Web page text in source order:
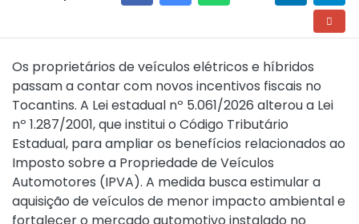
Os proprietários de veículos elétricos e híbridos
passam a contar com novos incentivos fiscais no
Tocantins. A Lei estadual nº 5.061/2026 alterou a Lei
nº 1.287/2001, que institui o Código Tributário
Estadual, para ampliar os benefícios relacionados ao
Imposto sobre a Propriedade de Veículos
Automotores (IPVA). A medida busca estimular a
aquisição de veículos de menor impacto ambiental e